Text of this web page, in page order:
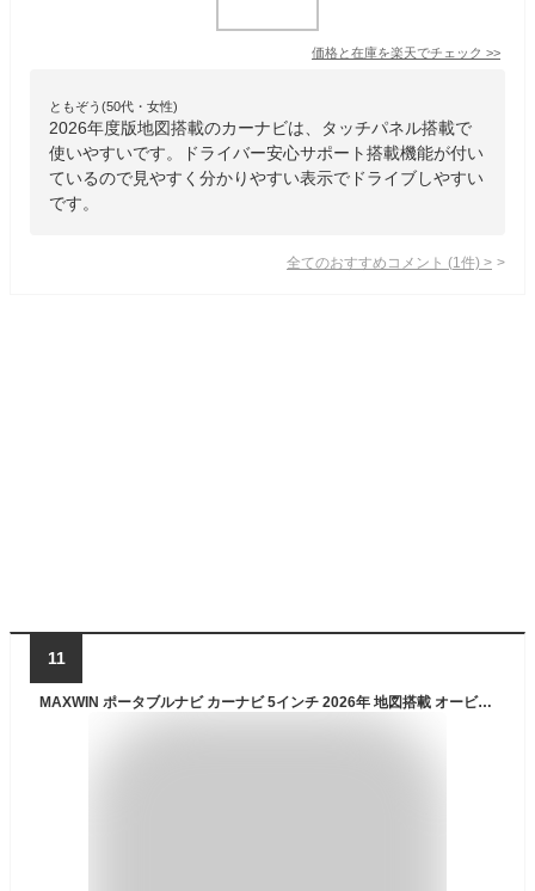
価格と在庫を楽天でチェック >>
ともぞう(50代・女性)
2026年度版地図搭載のカーナビは、タッチパネル搭載で
使いやすいです。ドライバー安心サポート搭載機能が付い
ているので見やすく分かりやすい表示でドライブしやすい
です。
全てのおすすめコメント (1 件) >
11
MAXWIN ポータブルナビ カーナビ 5インチ 2026年 地図搭載 オービス Nシステム 速度取締 microSD カスタム画面 12V 24V NV-A011I